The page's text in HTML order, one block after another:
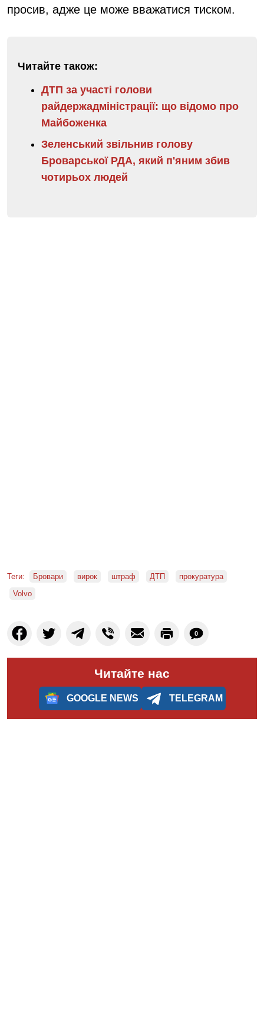
просив, адже це може вважатися тиском.
Читайте також:
ДТП за участі голови
райдержадміністрації: що відомо про
Майбоженка
Зеленський звільнив голову
Броварської РДА, який п'яним збив
чотирьох людей
Теги: Бровари вирок штраф ДТП
прокуратура
Volvo
0
Читайте нас
GOOGLE NEWS TELEGRAM